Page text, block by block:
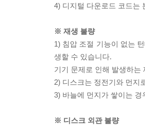
4) 디지털 다운로드 코드는
※ 재생 불량
1) 침압 조절 기능이 없는
생할 수 있습니다.
기기 문제로 인해 발생하는
2) 디스크는 정전기와 먼지
3) 바늘에 먼지가 쌓이는
※ 디스크 외관 불량